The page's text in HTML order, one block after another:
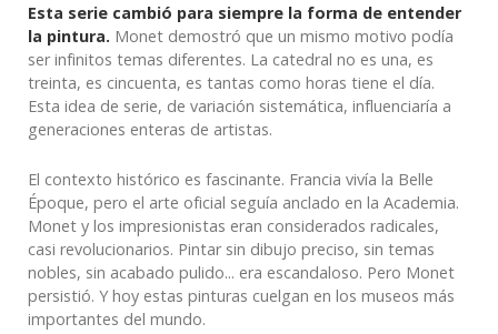
Esta serie cambió para siempre la forma de entender
la pintura. Monet demostró que un mismo motivo podía
ser infinitos temas diferentes. La catedral no es una, es
treinta, es cincuenta, es tantas como horas tiene el día.
Esta idea de serie, de variación sistemática, influenciaría a
generaciones enteras de artistas.
El contexto histórico es fascinante. Francia vivía la Belle
Époque, pero el arte oficial seguía anclado en la Academia.
Monet y los impresionistas eran considerados radicales,
casi revolucionarios. Pintar sin dibujo preciso, sin temas
nobles, sin acabado pulido... era escandaloso. Pero Monet
persistió. Y hoy estas pinturas cuelgan en los museos más
importantes del mundo.